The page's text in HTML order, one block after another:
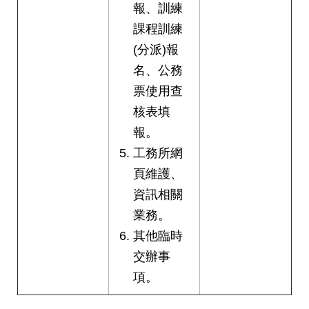
報、訓練
課程訓練
(分派)報
名、公務
票使用查
核表填
報。
工務所網
頁維護、
資訊相關
業務。
其他臨時
交辦事
項。